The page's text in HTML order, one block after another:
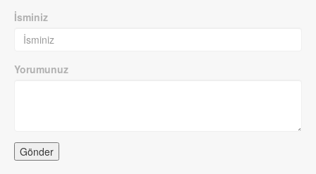
İsminiz
Yorumunuz